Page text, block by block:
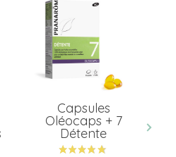
Capsules
Oléocaps + 7
Détente